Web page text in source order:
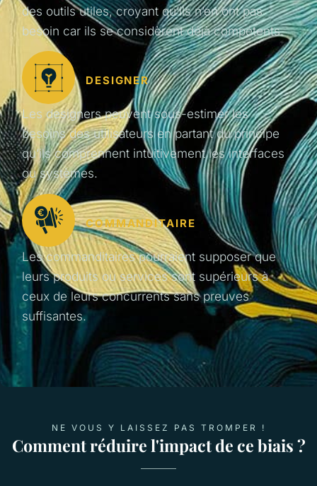
des outils utiles, croyant qu’ils n’en ont pas
besoin car ils se considèrent déjà compétents.
DESIGNER
Les designers peuvent sous-estimer les
besoins des utilisateurs en partant du principe
qu’ils comprennent intuitivement les interfaces
ou systèmes.
COMMANDITAIRE
Les commanditaires pourraient supposer que
leurs produits ou services sont supérieurs à
ceux de leurs concurrents sans preuves
suffisantes.
NE VOUS Y LAISSEZ PAS TROMPER !
Comment réduire l'impact de ce biais ?